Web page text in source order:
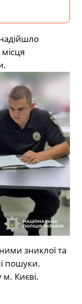
зниклої та
пошуки.
Києві.